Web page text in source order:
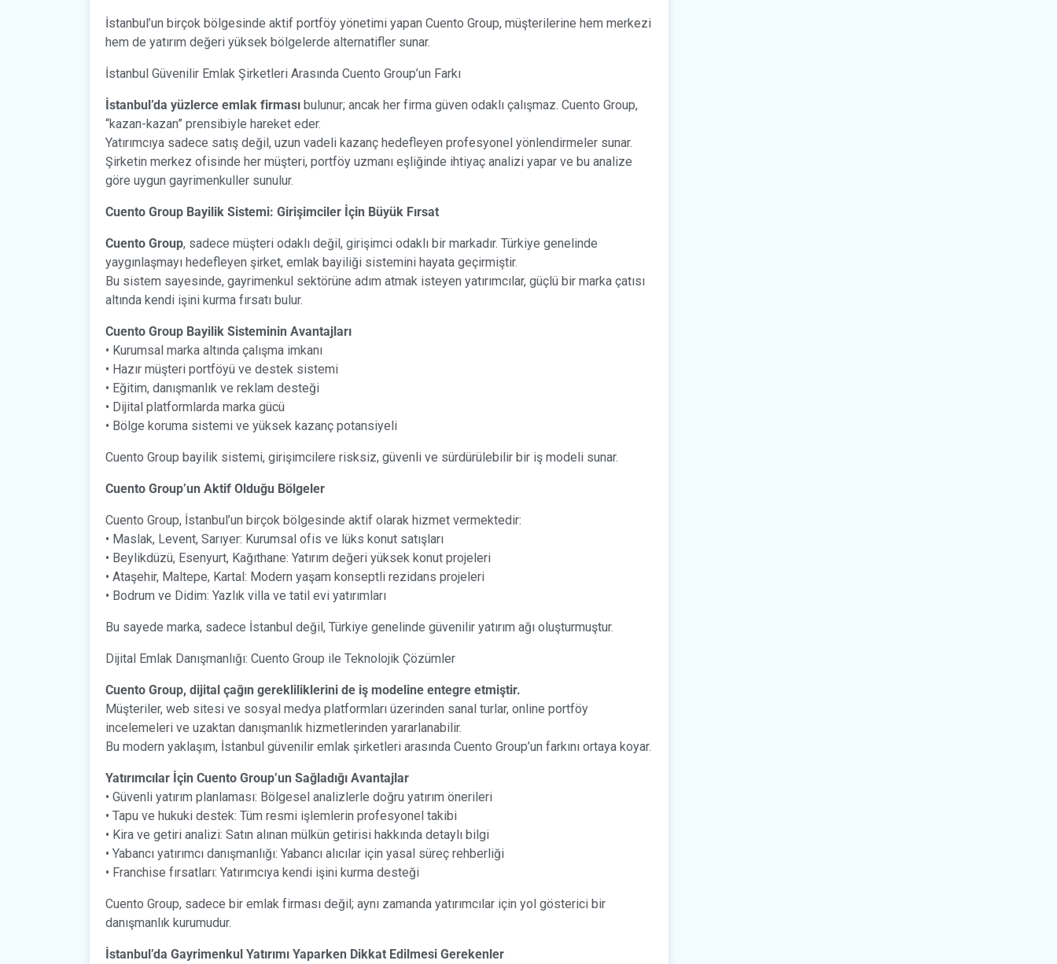
İstanbul’un birçok bölgesinde aktif portföy yönetimi yapan Cuento Group, müşterilerine hem merkezi
hem de yatırım değeri yüksek bölgelerde alternatifler sunar.
İstanbul Güvenilir Emlak Şirketleri Arasında Cuento Group’un Farkı
İstanbul’da yüzlerce emlak firması bulunur; ancak her firma güven odaklı çalışmaz. Cuento Group,
“kazan-kazan” prensibiyle hareket eder.
Yatırımcıya sadece satış değil, uzun vadeli kazanç hedefleyen profesyonel yönlendirmeler sunar.
Şirketin merkez ofisinde her müşteri, portföy uzmanı eşliğinde ihtiyaç analizi yapar ve bu analize
göre uygun gayrimenkuller sunulur.
Cuento Group Bayilik Sistemi: Girişimciler İçin Büyük Fırsat
Cuento Group, sadece müşteri odaklı değil, girişimci odaklı bir markadır. Türkiye genelinde
yaygınlaşmayı hedefleyen şirket, emlak bayiliği sistemini hayata geçirmiştir.
Bu sistem sayesinde, gayrimenkul sektörüne adım atmak isteyen yatırımcılar, güçlü bir marka çatısı
altında kendi işini kurma fırsatı bulur.
Cuento Group Bayilik Sisteminin Avantajları
• Kurumsal marka altında çalışma imkanı
• Hazır müşteri portföyü ve destek sistemi
• Eğitim, danışmanlık ve reklam desteği
• Dijital platformlarda marka gücü
• Bölge koruma sistemi ve yüksek kazanç potansiyeli
Cuento Group bayilik sistemi, girişimcilere risksiz, güvenli ve sürdürülebilir bir iş modeli sunar.
Cuento Group’un Aktif Olduğu Bölgeler
Cuento Group, İstanbul’un birçok bölgesinde aktif olarak hizmet vermektedir:
• Maslak, Levent, Sarıyer: Kurumsal ofis ve lüks konut satışları
• Beylikdüzü, Esenyurt, Kağıthane: Yatırım değeri yüksek konut projeleri
• Ataşehir, Maltepe, Kartal: Modern yaşam konseptli rezidans projeleri
• Bodrum ve Didim: Yazlık villa ve tatil evi yatırımları
Bu sayede marka, sadece İstanbul değil, Türkiye genelinde güvenilir yatırım ağı oluşturmuştur.
Dijital Emlak Danışmanlığı: Cuento Group ile Teknolojik Çözümler
Cuento Group, dijital çağın gerekliliklerini de iş modeline entegre etmiştir.
Müşteriler, web sitesi ve sosyal medya platformları üzerinden sanal turlar, online portföy
incelemeleri ve uzaktan danışmanlık hizmetlerinden yararlanabilir.
Bu modern yaklaşım, İstanbul güvenilir emlak şirketleri arasında Cuento Group’un farkını ortaya koyar.
Yatırımcılar İçin Cuento Group’un Sağladığı Avantajlar
• Güvenli yatırım planlaması: Bölgesel analizlerle doğru yatırım önerileri
• Tapu ve hukuki destek: Tüm resmi işlemlerin profesyonel takibi
• Kira ve getiri analizi: Satın alınan mülkün getirisi hakkında detaylı bilgi
• Yabancı yatırımcı danışmanlığı: Yabancı alıcılar için yasal süreç rehberliği
• Franchise fırsatları: Yatırımcıya kendi işini kurma desteği
Cuento Group, sadece bir emlak firması değil; aynı zamanda yatırımcılar için yol gösterici bir
danışmanlık kurumudur.
İstanbul’da Gayrimenkul Yatırımı Yaparken Dikkat Edilmesi Gerekenler